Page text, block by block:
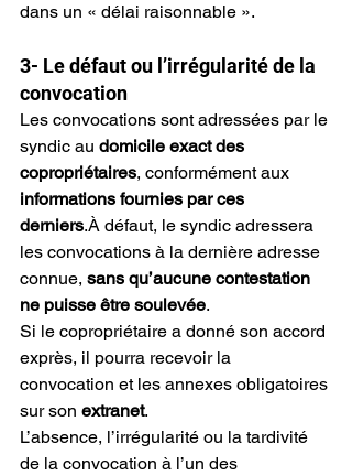
dans un « délai raisonnable ».
3- Le défaut ou l’irrégularité de la
convocation
Les convocations sont adressées par le
syndic au domicile exact des
copropriétaires, conformément aux
informations fournies par ces
derniers.À défaut, le syndic adressera
les convocations à la dernière adresse
connue, sans qu’aucune contestation
ne puisse être soulevée.
Si le copropriétaire a donné son accord
exprès, il pourra recevoir la
convocation et les annexes obligatoires
sur son extranet.
L’absence, l’irrégularité ou la tardivité
de la convocation à l’un des